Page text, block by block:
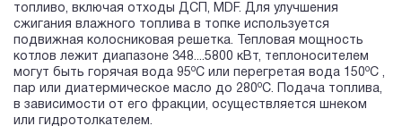
топливо, включая отходы ДСП, MDF. Для улучшения
сжигания влажного топлива в топке используется
подвижная колосниковая решетка. Тепловая мощность
котлов лежит диапазоне 348....5800 кВт, теплоносителем
могут быть горячая вода 95oС или перегретая вода 150oС ,
пар или диатермическое масло до 280oС. Подача топлива,
в зависимости от его фракции, осуществляется шнеком
или гидротолкателем.